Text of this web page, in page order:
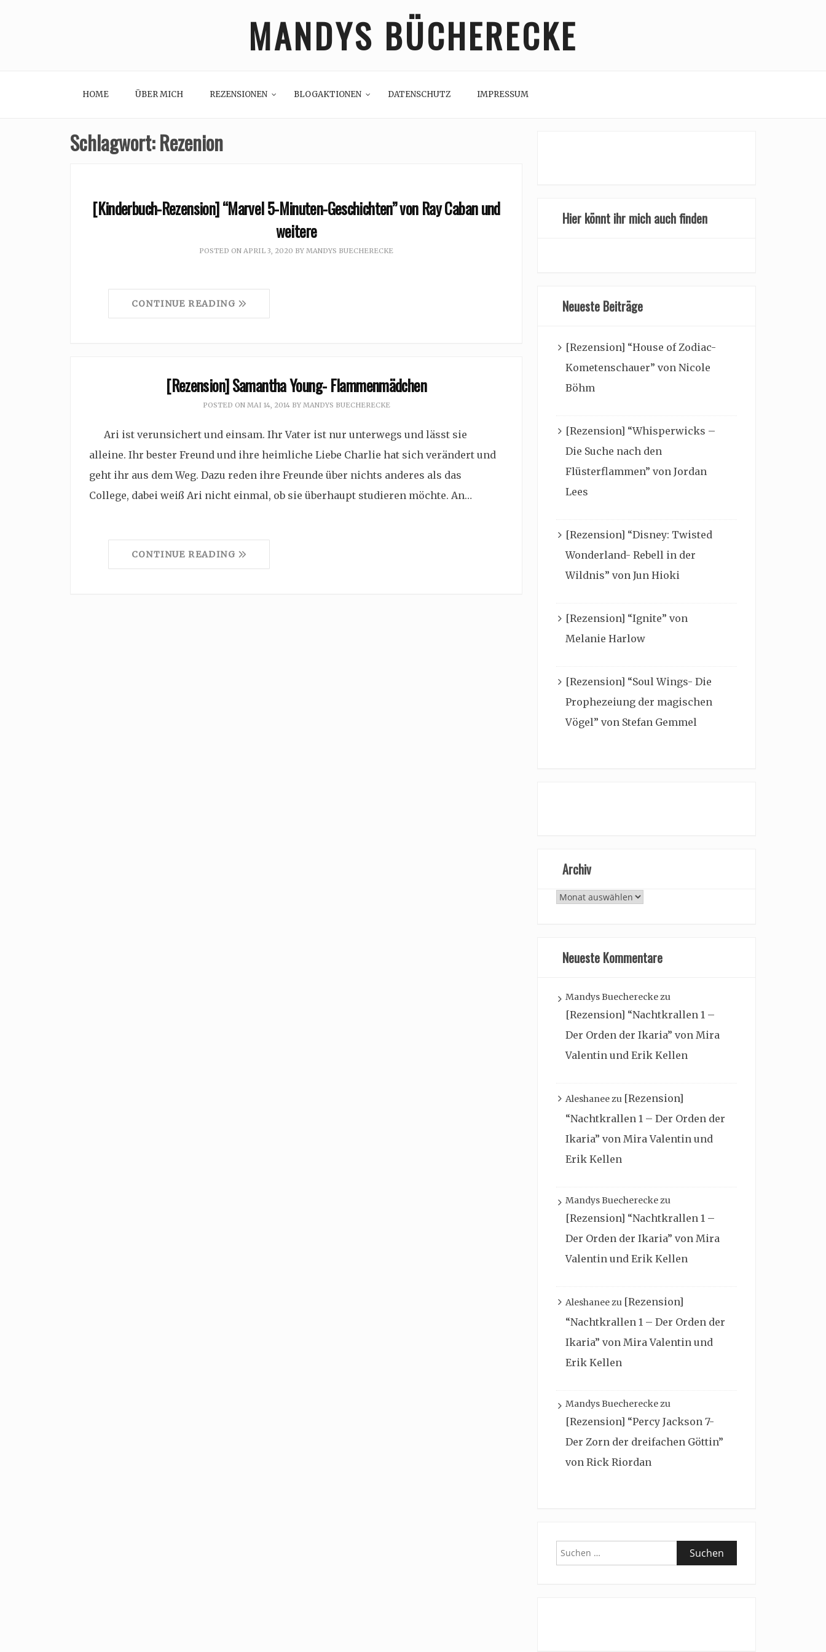
MANDYS BÜCHERECKE
HOME ÜBER MICH REZENSIONEN BLOGAKTIONEN DATENSCHUTZ IMPRESSUM
Schlagwort:Rezenion
[Kinderbuch-Rezension] “Marvel 5-Minuten-Geschichten” von Ray Caban und
weitere
POSTED ON APRIL 3, 2020 BY MANDYS BUECHERECKE
CONTINUE READING
[Rezension] Samantha Young- Flammenmädchen
POSTED ON MAI 14, 2014BY MANDYS BUECHERECKE
Ari ist verunsichert und einsam. Ihr Vater ist nur unterwegs und lässt sie
alleine. Ihr bester Freund und ihre heimliche Liebe Charlie hat sich verändert und
geht ihr aus dem Weg. Dazu reden ihre Freunde über nichts anderes als das
College, dabei weiß Ari nicht einmal, ob sie überhaupt studieren möchte. An…
CONTINUE READING
Hier könnt ihr mich auch finden
Neueste Beiträge
[Rezension] “House of Zodiac-
Kometenschauer” von Nicole
Böhm
[Rezension] “Whisperwicks –
Die Suche nach den
Flüsterflammen” von Jordan
Lees
[Rezension] “Disney: Twisted
Wonderland- Rebell in der
Wildnis” von Jun Hioki
[Rezension] “Ignite” von
Melanie Harlow
[Rezension] “Soul Wings- Die
Prophezeiung der magischen
Vögel” von Stefan Gemmel
Archiv
Archiv
Neueste Kommentare
Mandys Buechereckezu
[Rezension] “Nachtkrallen 1 –
Der Orden der Ikaria” von Mira
Valentin und Erik Kellen
Aleshaneezu [Rezension]
“Nachtkrallen 1 – Der Orden der
Ikaria” von Mira Valentin und
Erik Kellen
Mandys Buechereckezu
[Rezension] “Nachtkrallen 1 –
Der Orden der Ikaria” von Mira
Valentin und Erik Kellen
Aleshaneezu [Rezension]
“Nachtkrallen 1 – Der Orden der
Ikaria” von Mira Valentin und
Erik Kellen
Mandys Buechereckezu
[Rezension] “Percy Jackson 7-
Der Zorn der dreifachen Göttin”
von Rick Riordan
Suchen
nach: